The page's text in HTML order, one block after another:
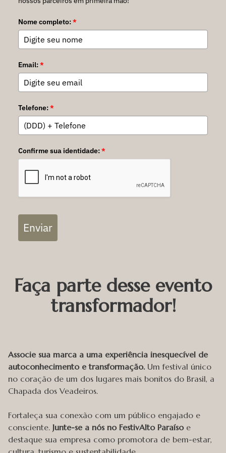
Nome completo:*
Email:*
Telefone:*
Confirme sua identidade:*
Enviar
Faça parte desse evento
transformador!
Associe sua marca a uma experiência inesquecível de
autoconhecimento e transformação. Um festival único
no coração de um dos lugares mais bonitos do Brasil, a
Chapada dos Veadeiros.
Fortaleça sua conexão com um público engajado e
consciente. Junte-se a nós no FestivAlto Paraísoe
destaque sua empresa como promotora de bem-estar,